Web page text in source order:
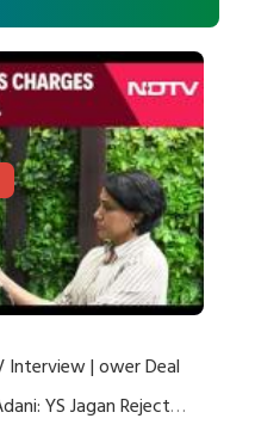
Interview | ower Deal
YS Jagan Rejects